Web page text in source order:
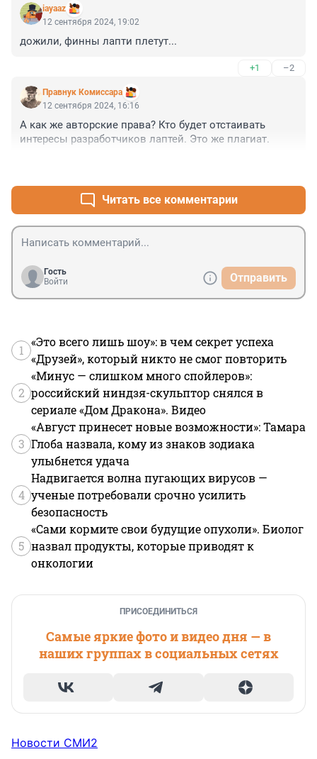
iayaaz
12 сентября 2024, 19:02
дожили, финны лапти плетут...
+1 –2
Правнук Комиссара
12 сентября 2024, 16:16
А как же авторские права? Кто будет отстаивать
интересы разработчиков лаптей. Это же плагиат.
Читать все комментарии
Гость
Войти
Отправить
1
«Это всего лишь шоу»: в чем секрет успеха
«Друзей», который никто не смог повторить
2
«Минус — слишком много спойлеров»:
российский ниндзя-скульптор снялся в
сериале «Дом Дракона». Видео
3
«Август принесет новые возможности»: Тамара
Глоба назвала, кому из знаков зодиака
улыбнется удача
4
Надвигается волна пугающих вирусов —
ученые потребовали срочно усилить
безопасность
5
«Сами кормите свои будущие опухоли». Биолог
назвал продукты, которые приводят к
онкологии
ПРИСОЕДИНИТЬСЯ
Самые яркие фото и видео дня — в
наших группах в социальных сетях
Новости СМИ2